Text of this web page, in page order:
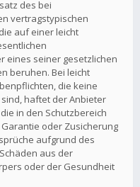
des bei
vertragstypischen
auf einer leicht
eines seiner gesetzlichen
beruhen. Bei leicht
die keine
haftet der Anbieter
in den Schutzbereich
oder Zusicherung
aufgrund des
aus der
oder der Gesundheit